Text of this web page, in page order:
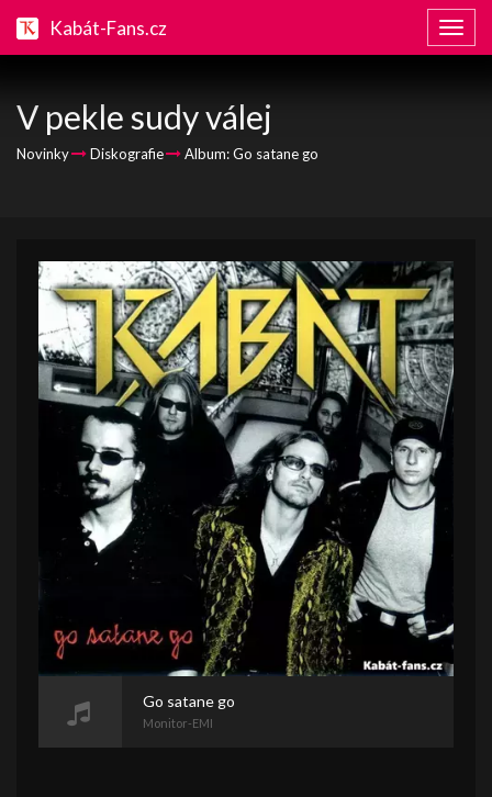
Kabát-Fans.cz
V pekle sudy válej
Novinky Diskografie Album: Go satane go
Go satane go
Monitor-EMI